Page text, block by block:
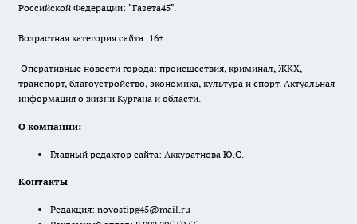
Российской Федерации: "Газета45".
Возрастная категория сайта: 16+
Оперативные новости города: происшествия, криминал, ЖКХ,
транспорт, благоустройство, экономика, культура и спорт. Актуальная
информация о жизни Кургана и области.
О компании:
Главный редактор сайта: Аккуратнова Ю.С.
Контакты
Редакция: novostipg45@mail.ru